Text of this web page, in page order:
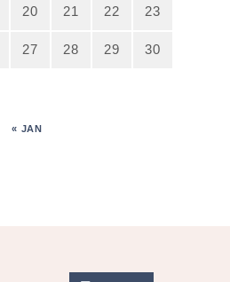
20 21 22 23
27 28 29 30
« JAN